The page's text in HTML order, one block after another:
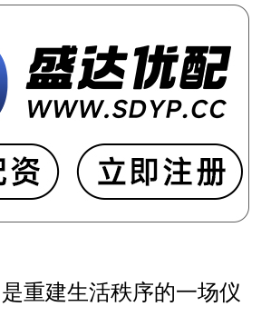
重建生活秩序的一场仪